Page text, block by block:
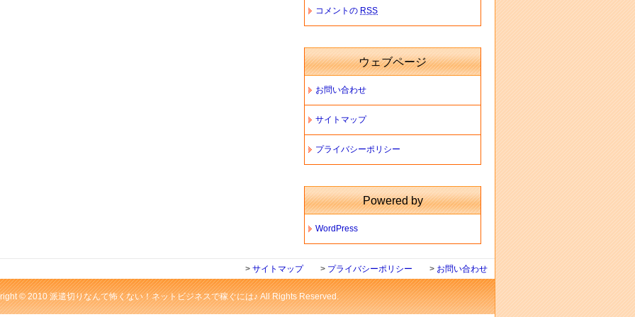
コメントの RSS
ウェブページ
お問い合わせ
サイトマップ
プライバシーポリシー
Powered by
WordPress
> サイトマップ > プライバシーポリシー > お問い合わせ
© 2010 派遣切りなんて怖くない！ネットビジネスで稼ぐには♪ All Rights Reserved.